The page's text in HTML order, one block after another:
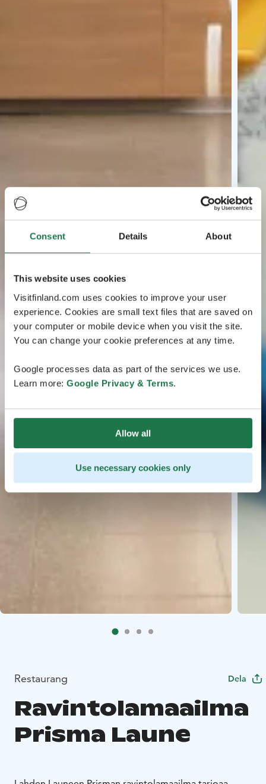
Consent Details About
This website uses cookies
Visitfinland.com uses cookies to improve your user
experience. Cookies are small text files that are saved on
your computer or mobile device when you visit the site.
You can change your cookie preferences at any time.
Google processes data as part of the services we use.
Learn more: Google Privacy & Terms.
Allow all
Use necessary cookies only
Restaurang Dela
Ravintolamaailma
Prisma Laune